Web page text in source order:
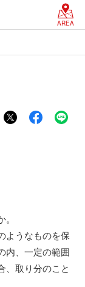
AREA
ようなものを保
内、一定の範囲
、取り分のこと